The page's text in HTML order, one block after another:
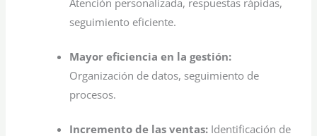
seguimiento eficiente.
Mayor eficiencia en la gestión:
Organización de datos, seguimiento de
procesos.
Incremento de las ventas: Identificación de